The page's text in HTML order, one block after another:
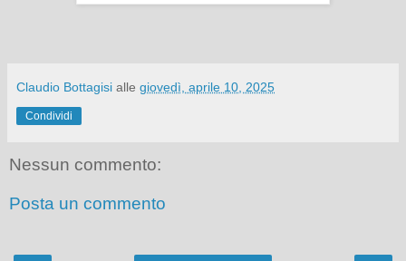
Claudio Bottagisi alle giovedì, aprile 10, 2025
Condividi
Nessun commento:
Posta un commento